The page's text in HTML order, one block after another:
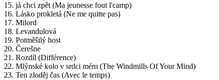
15. já chci zpět (Ma jeunesse fout l'camp)
16. Lásko prokletá (Ne me quitte pas)
17. Milord
18. Levandulová
19. Potměšilý host
20. Čerešne
21. Rozdíl (Différence)
22. Mlýnské kolo v srdci mém (The Windmills Of Your Mind)
23. Ten zloděj čas (Avec le temps)